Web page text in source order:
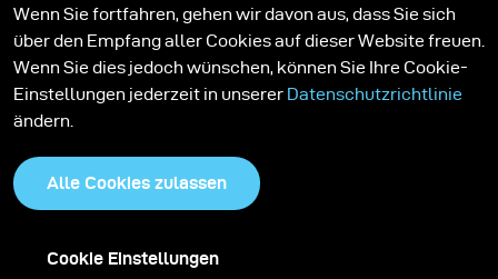
Support
Karriere
Media Center
Wenn Sie fortfahren, gehen wir davon aus, dass Sie sich
über den Empfang aller Cookies auf dieser Website freuen.
Wenn Sie dies jedoch wünschen, können Sie Ihre Cookie-
Einstellungen jederzeit in unserer Datenschutzrichtlinie
ändern.
Alle Cookies zulassen
Cookie Einstellungen